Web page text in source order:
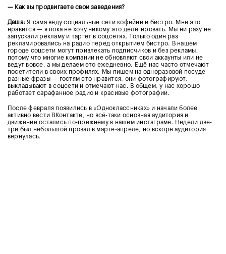
— Как вы продвигаете свои заведения?
Даша: Я сама веду социальные сети кофейни и бистро. Мне это
нравится — я пока не хочу никому это делегировать. Мы ни разу не
запускали рекламу и таргет в соцсетях. Только один раз
рекламировались на радио перед открытием бистро. В нашем
городе соцсети могут привлекать подписчиков и без рекламы,
потому что многие компании не обновляют свои аккаунты или не
ведут вовсе, а мы делаем это ежедневно. Ещё нас часто отмечают
посетители в своих профилях. Мы пишем на одноразовой посуде
разные фразы — гостям это нравится, они фотографируют,
выкладывают в соцсети и отмечают нас. В общем, у нас хорошо
работает сарафанное радио и красивые фотографии.
После февраля появились в «Одноклассниках» и начали более
активно вести ВКонтакте, но всё-таки основная аудитория и
движение остались по-прежнему в нашем инстаграме. Недели две-
три был небольшой провал в марте-апреле, но вскоре аудитория
вернулась.